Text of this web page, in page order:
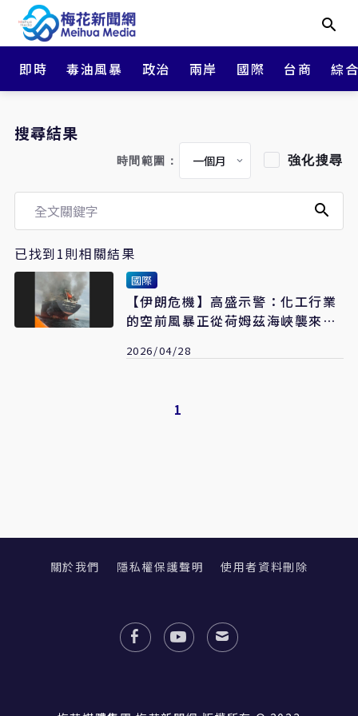
即時 毒油風暴 政治 兩岸 國際 台商 綜
搜尋結果
時間範圍： 強化搜尋
已找到1則相關結果
國際
【伊朗危機】高盛示警：化工行業
的空前風暴正從荷姆茲海峽襲來
2026/04/28
1
關於我們 隱私權保護聲明 使用者資料刪除